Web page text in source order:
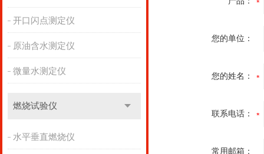
开口闪点测定仪
原油含水测定仪
微量水测定仪
燃烧试验仪
水平垂直燃烧仪
您的单位：
您的姓名：
联系电话：
常用邮箱：